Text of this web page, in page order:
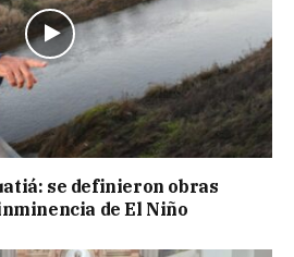
se definieron obras
de El Niño